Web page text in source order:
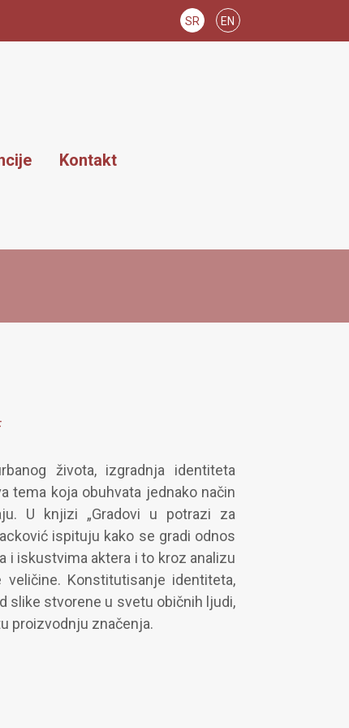
SR EN
Kontakt
života, izgradnja identiteta
tema koja obuhvata jednako način
U knjizi „Gradovi u potrazi za
ispituju kako se gradi odnos
i iskustvima aktera i to kroz analizu
Konstitutisanje identiteta,
slike stvorene u svetu običnih ljudi,
proizvodnju značenja.